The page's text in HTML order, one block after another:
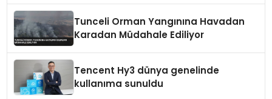
Tunceli Orman Yangınına Havadan
Karadan Müdahale Ediliyor
Tencent Hy3 dünya genelinde
kullanıma sunuldu